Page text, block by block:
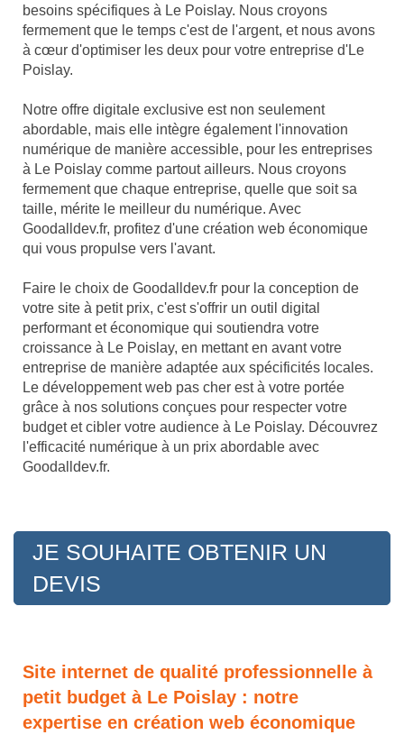
besoins spécifiques à Le Poislay. Nous croyons
fermement que le temps c'est de l'argent, et nous avons
à cœur d'optimiser les deux pour votre entreprise d'Le
Poislay.
Notre offre digitale exclusive est non seulement
abordable, mais elle intègre également l'innovation
numérique de manière accessible, pour les entreprises
à Le Poislay comme partout ailleurs. Nous croyons
fermement que chaque entreprise, quelle que soit sa
taille, mérite le meilleur du numérique. Avec
Goodalldev.fr, profitez d'une création web économique
qui vous propulse vers l'avant.
Faire le choix de Goodalldev.fr pour la conception de
votre site à petit prix, c'est s'offrir un outil digital
performant et économique qui soutiendra votre
croissance à Le Poislay, en mettant en avant votre
entreprise de manière adaptée aux spécificités locales.
Le développement web pas cher est à votre portée
grâce à nos solutions conçues pour respecter votre
budget et cibler votre audience à Le Poislay. Découvrez
l'efficacité numérique à un prix abordable avec
Goodalldev.fr.
JE SOUHAITE OBTENIR UN
DEVIS
Site internet de qualité professionnelle à
petit budget à Le Poislay : notre
expertise en création web économique